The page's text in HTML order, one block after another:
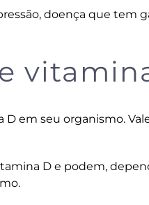
doença que tem
D em seu organismo.
D e podem,